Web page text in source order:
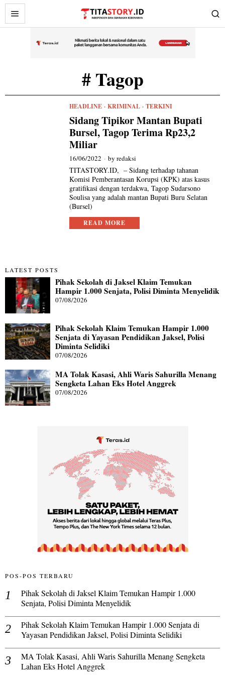
# Tagop
HEADLINE · KRIMINAL · TERKINI
Sidang Tipikor Mantan Bupati
Bursel, Tagop Terima Rp23,2
Miliar
16/06/2022 byredaksi
TITASTORY.ID, – Sidang terhadap tahanan
Komisi Pemberantasan Korupsi (KPK) atas kasus
gratifikasi dengan terdakwa, Tagop Sudarsono
Soulisa yang adalah mantan Bupati Buru Selatan
(Bursel)
READ MORE
LATEST POSTS
Pihak Sekolah di Jaksel Klaim Temukan
Hampir 1.000 Senjata, Polisi Diminta Menyelidik
07/08/2026
Pihak Sekolah Klaim Temukan Hampir 1.000
Senjata di Yayasan Pendidikan Jaksel, Polisi
Diminta Selidiki
07/08/2026
MA Tolak Kasasi, Ahli Waris Sahurilla Menang
Sengketa Lahan Eks Hotel Anggrek
07/08/2026
POS-POS TERBARU
Pihak Sekolah di Jaksel Klaim Temukan Hampir 1.000
Senjata, Polisi Diminta Menyelidik
Pihak Sekolah Klaim Temukan Hampir 1.000 Senjata di
Yayasan Pendidikan Jaksel, Polisi Diminta Selidiki
MA Tolak Kasasi, Ahli Waris Sahurilla Menang Sengketa
Lahan Eks Hotel Anggrek